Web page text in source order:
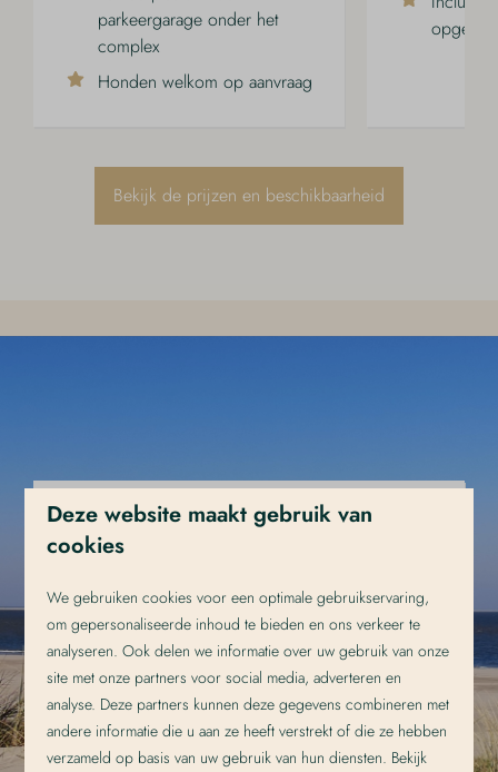
parkeergarage onder het
complex
Honden welkom op aanvraag
Bekijk de prijzen en beschikbaarheid
WAT ONZE GASTEN ZEGGEN OVER
STRANDPLEVIER SUITES
het weggaan. Alles werd er aan gedaan om het ons
naar de zin te maken. De ligging van Strandplevier is
geweldig... dicht bij het dorp, de zee, super! De suite
zag er perfect uit; schoon, mooi nabericht, alles wat je
nodig hebt voor een goed verblijf was aanwezig. Ook
fijn dat de auto gedurende het verblijf, veilig,
Deze website maakt gebruik van
cookies
We gebruiken cookies voor een optimale gebruikservaring,
om gepersonaliseerde inhoud te bieden en ons verkeer te
analyseren. Ook delen we informatie over uw gebruik van onze
site met onze partners voor social media, adverteren en
analyse. Deze partners kunnen deze gegevens combineren met
andere informatie die u aan ze heeft verstrekt of die ze hebben
verzameld op basis van uw gebruik van hun diensten. Bekijk